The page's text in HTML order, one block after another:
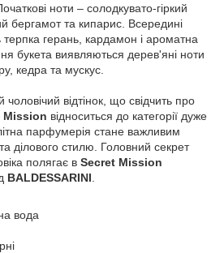
ноти – солодкувато-гіркий
бергамот та кипарис. Всередині
терпка герань, кардамон і ароматна
букета виявляються дерев'яні ноти
кедра та мускус.
відтінок, що свідчить про
Mission відноситься до категорії дуже
парфумерія стане важливим
ділового стилю. Головний секрет
полягає в Secret Mission
BALDESSARINI
вода